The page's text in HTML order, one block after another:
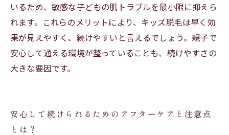
いるため、敏感な子どもの肌トラブルを最小限に抑えら
れます。これらのメリットにより、キッズ脱毛は早く効
果が見えやすく、続けやすいと言えるでしょう。親子で
安心して通える環境が整っていることも、続けやすさの
大きな要因です。
安心して続けられるためのアフターケアと注意点
とは？